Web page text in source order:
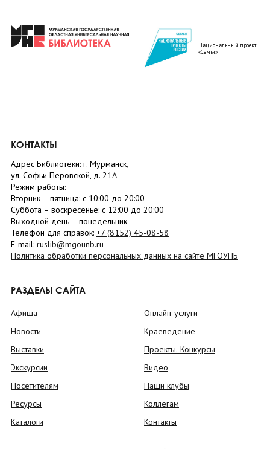
Национальный проект
«Семья»
КОНТАКТЫ
Адрес Библиотеки: г. Мурманск,
ул. Софьи Перовской, д. 21А
Режим работы:
Вторник – пятница: с 10:00 до 20:00
Суббота – воскресенье: c 12:00 до 20:00
Выходной день – понедельник
Телефон для справок: +7 (8152) 45-08-58
E-mail: ruslib@mgounb.ru
Политика обработки персональных данных на сайте МГОУНБ
РАЗДЕЛЫ САЙТА
Афиша
Новости
Выставки
Экскурсии
Посетителям
Ресурсы
Каталоги
Онлайн-услуги
Краеведение
Проекты. Конкурсы
Видео
Наши клубы
Коллегам
Контакты